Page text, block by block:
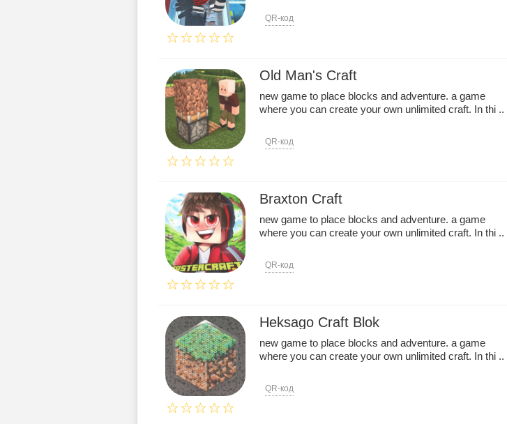
QR-код
Old Man's Craft
new game to place blocks and adventure. a game
where you can create your own unlimited craft. In thi ..
QR-код
Braxton Craft
new game to place blocks and adventure. a game
where you can create your own unlimited craft. In thi ..
QR-код
Heksago Craft Blok
new game to place blocks and adventure. a game
where you can create your own unlimited craft. In thi ..
QR-код